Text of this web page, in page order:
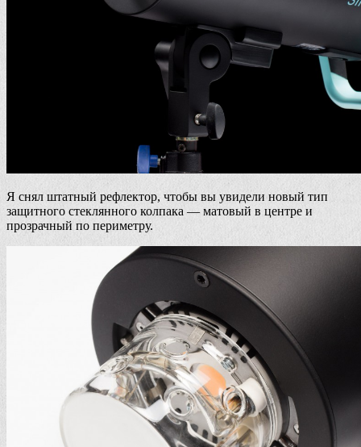
Я снял штатный рефлектор, чтобы вы увидели новый тип
защитного стеклянного колпака — матовый в центре и
прозрачный по периметру.